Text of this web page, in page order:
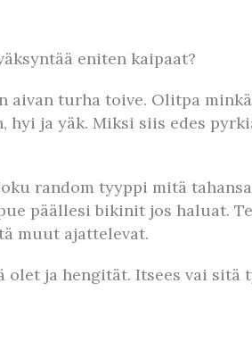
eniten kaipaat?
turha toive. Olitpa
ja yäk. Miksi siis edes
random tyyppi mitä
päällesi bikinit jos haluat.
muut ajattelevat.
ja hengität. Itsees vai sitä